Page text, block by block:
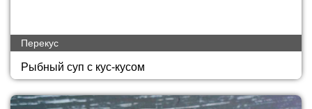
Рыбный суп с кус-кусом
Перекус